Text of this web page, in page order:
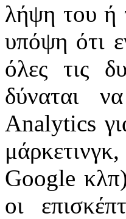
λήψη του ή
υπόψη ότι
όλες τις
δύναται
Analytics
Google
οι